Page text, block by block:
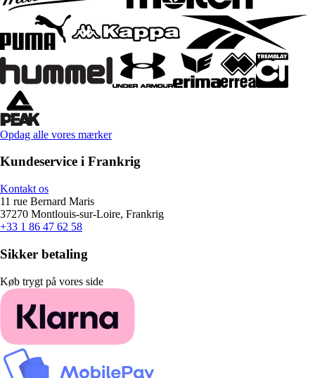
Opdag alle vores mærker
Kundeservice i Frankrig
Kontakt os
11 rue Bernard Maris
37270 Montlouis-sur-Loire, Frankrig
+33 1 86 47 62 58
Sikker betaling
Køb trygt på vores side